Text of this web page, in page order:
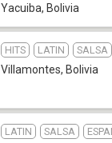
Yacuiba, Bolivia
HITS LATIN SALSA
Villamontes, Bolivia
LATIN SALSA